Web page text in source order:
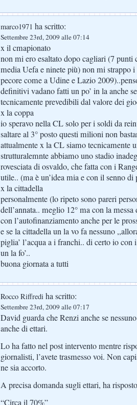
marco1971 ha scritto:
Settembre 23rd, 2009 alle 07:14
x il cmapionato
non mi ero esaltato dopo cagliari (7
media Uefa e ninete più) non mi strappo
pecore come a Udine e Lazio
definitivi vadano fatti un po’ in la anche
tecnicamente prevedibili dal valore dei
x la coppa
io speravo nella CL solo per i soldi da
saltare al 3° posto questi milioni non
attualmente x la CL siamo tecnicamente
strutturalemnte abbiamo uno stadio
rovesciata di osvaldo, che fatta con i
utile.. (ma è un’idea mia e con il senno di
x la cittadella
personalmente (lo ripeto sono pareri
dell’annata.. meglio 12° ma con la
con l’autofinanziamento anche per le
e se la cittadella un la vo fa nessuno
piglia’ l’acqua a i franchi.. di certo io
un la fo’..
buona giornata a tutti
Rocco Riffredi ha scritto:
Settembre 23rd, 2009 alle 07:17
David guarda che Renzi anche se
anche di ettari.
Lo ha fatto nel post intervento mentre
giornalisti, l’avete trasmesso voi. Non
ne sia accorto.
A precisa domanda sugli ettari, ha
“Circa il 70%”